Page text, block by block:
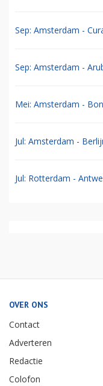
Sep: Amsterdam -
Sep: Amsterdam -
Mei: Amsterdam -
Jul: Amsterdam -
Jul: Rotterdam -
OVER ONS
Contact
Adverteren
Redactie
Colofon